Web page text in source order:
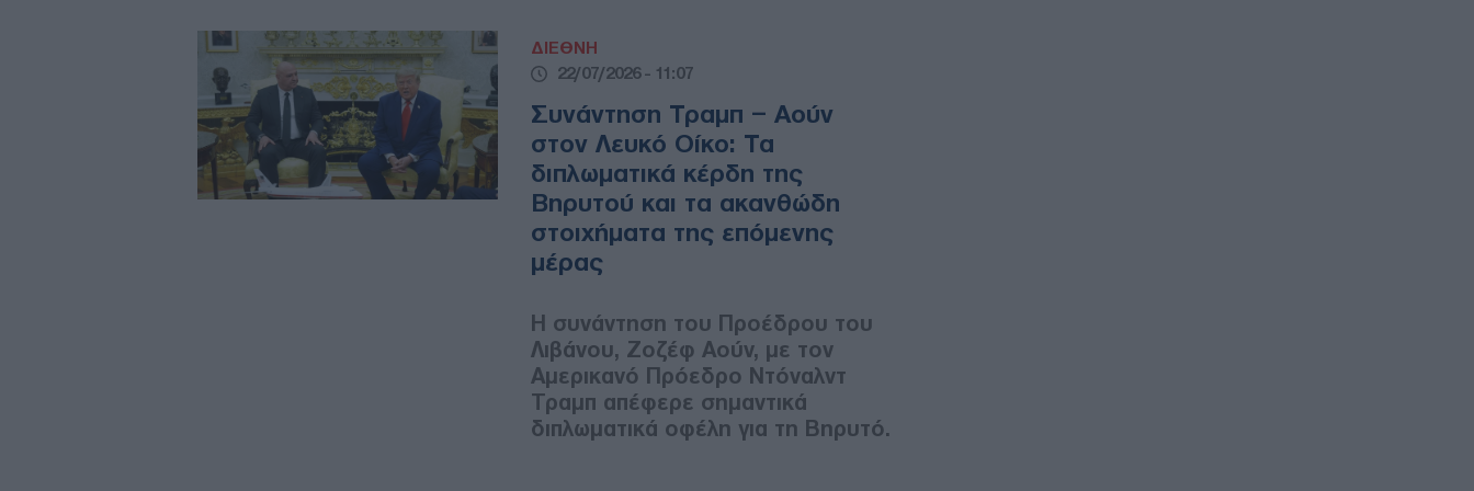
ΔΙΕΘΝΗ
22/07/2026 - 11:07
Συνάντηση Τραμπ – Αούν
στον Λευκό Οίκο: Τα
διπλωματικά κέρδη της
Βηρυτού και τα ακανθώδη
στοιχήματα της επόμενης
μέρας
Η συνάντηση του Προέδρου του
Λιβάνου, Ζοζέφ Αούν, με τον
Αμερικανό Πρόεδρο Ντόναλντ
Τραμπ απέφερε σημαντικά
διπλωματικά οφέλη για τη Βηρυτό.